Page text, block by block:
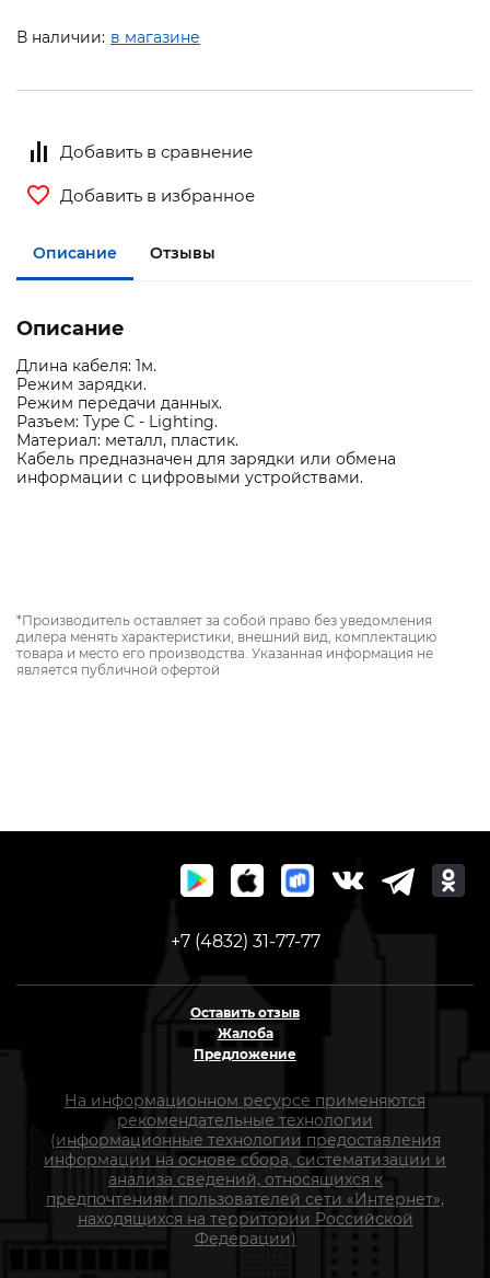
В наличии: в магазине
Добавить в сравнение
Добавить в избранное
Описание Отзывы
Описание
Длина кабеля: 1м.
Режим зарядки.
Режим передачи данных.
Разъем: Type C - Lighting.
Материал: металл, пластик.
Кабель предназначен для зарядки или обмена
информации с цифровыми устройствами.
*Производитель оставляет за собой право без уведомления
дилера менять характеристики, внешний вид, комплектацию
товара и место его производства. Указанная информация не
является публичной офертой
+7 (4832) 31-77-77
Оставить отзыв
Жалоба
Предложение
На информационном ресурсе применяются
рекомендательные технологии
(информационные технологии предоставления
информации на основе сбора, систематизации и
анализа сведений, относящихся к
предпочтениям пользователей сети «Интернет»,
находящихся на территории Российской
Федерации)